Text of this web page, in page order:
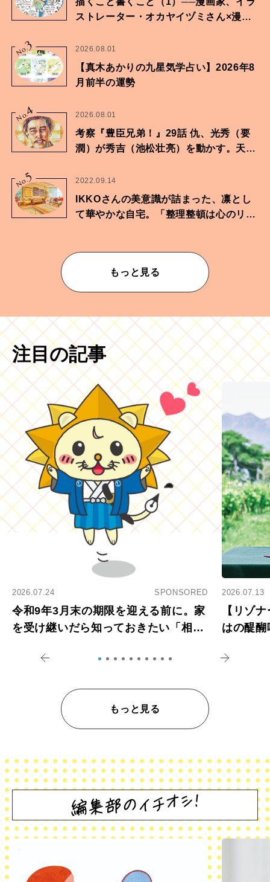
ストレーター・オカヤイヅミさん×漫画
No.
3 2026.08.01
【真木あかりの九星気学占い】2026年8
月前半の運勢
No.
4 2026.08.01
考察『豊臣兄弟！』29話 仇、光秀（要
潤）が秀吉（池松壮亮）を動かす。天下
No.
5 2022.09.14
IKKOさんの美意識が詰まった、凛とし
て華やかな自宅。「整理整頓は心のリズ
もっと見る
注目の記事
2026.07.24 SPONSORED
令和9年3月末の期限を迎える前に。家
を受け継いだら知っておきたい「相続
2026.07.13
【リゾ
はの醍
もっと見る